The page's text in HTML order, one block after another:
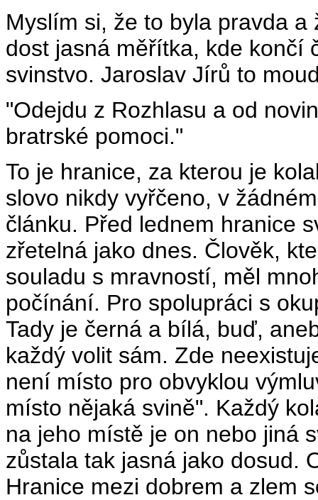
Myslím si, že to byla pravda
dost jasná měřítka, kde končí
svinstvo. Jaroslav Jírů to
"Odejdu z Rozhlasu a od
bratrské pomoci."
To je hranice, za kterou je
slovo nikdy vyřčeno, v
článku. Před lednem hranice
zřetelná jako dnes. Člověk,
souladu s mravností, měl
počínání. Pro spolupráci s
Tady je černá a bílá, buď,
každý volit sám. Zde
není místo pro obvyklou
místo nějaká svině". Každý
na jeho místě je on nebo jiná
zůstala tak jasná jako dosud.
Hranice mezi dobrem a zlem